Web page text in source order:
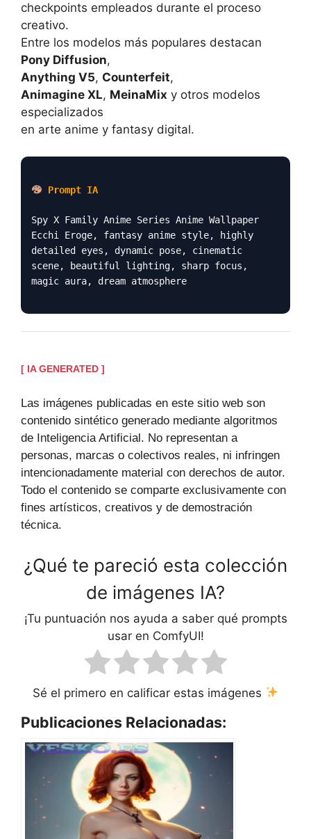
checkpoints empleados durante el proceso
creativo.
Entre los modelos más populares destacan
Pony Diffusion,
Anything V5, Counterfeit,
Animagine XL, MeinaMix y otros modelos
especializados
en arte anime y fantasy digital.
Prompt IA
Spy X Family Anime Series Anime Wallpaper
Ecchi Eroge, fantasy anime style, highly
detailed eyes, dynamic pose, cinematic
scene, beautiful lighting, sharp focus,
magic aura, dream atmosphere
[ IA GENERATED ]
Las imágenes publicadas en este sitio web son
contenido sintético generado mediante algoritmos
de Inteligencia Artificial. No representan a
personas, marcas o colectivos reales, ni infringen
intencionadamente material con derechos de autor.
Todo el contenido se comparte exclusivamente con
fines artísticos, creativos y de demostración
técnica.
¿Qué te pareció esta colección
de imágenes IA?
¡Tu puntuación nos ayuda a saber qué prompts
usar en ComfyUI!
Sé el primero en calificar estas imágenes
Publicaciones Relacionadas: